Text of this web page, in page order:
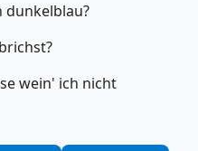
dunkelblau?
wein' ich nicht